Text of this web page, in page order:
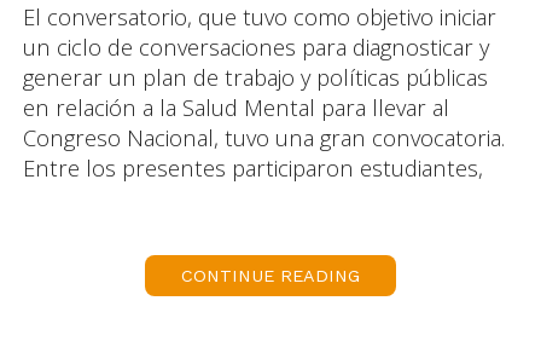
El conversatorio, que tuvo como objetivo iniciar
un ciclo de conversaciones para diagnosticar y
generar un plan de trabajo y políticas públicas
en relación a la Salud Mental para llevar al
Congreso Nacional, tuvo una gran convocatoria.
Entre los presentes participaron estudiantes,
Miraflores, del Hospital Clínico Magallanes,
Fundación Toda Mejora, Colegio de Profesores,
CONTINUE READING